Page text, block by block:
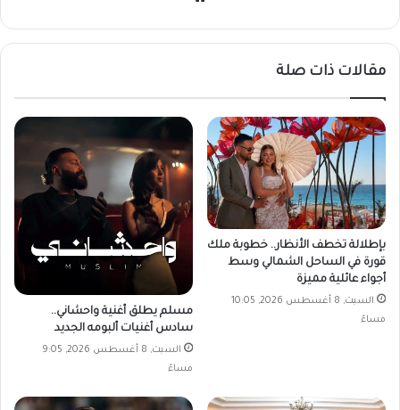
مقالات ذات صلة
بإطلالة تخطف الأنظار.. خطوبة ملك
قورة في الساحل الشمالي وسط
أجواء عائلية مميزة
السبت, 8 أغسطس 2026, 10:05
مساءً
مسلم يطلق أغنية واحشاني..
سادس أغنيات ألبومه الجديد
السبت, 8 أغسطس 2026, 9:05
مساءً